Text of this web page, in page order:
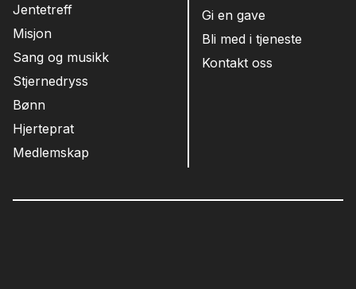
Jentetreff
Misjon
Sang og musikk
Stjernedryss
Bønn
Hjerteprat
Medlemskap
Gi en gave
Bli med i tjeneste
Kontakt oss